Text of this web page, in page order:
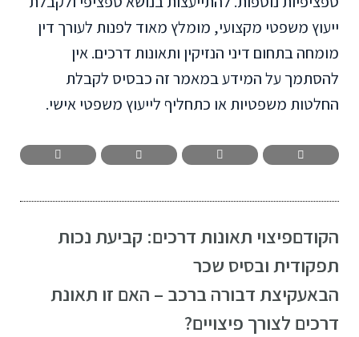
ייעוץ משפטי מקצועי, מומלץ מאוד לפנות לעורך דין
מומחה בתחום דיני הנזיקין ותאונות דרכים. אין
להסתמך על המידע במאמר זה כבסיס לקבלת
החלטות משפטיות או כתחליף לייעוץ משפטי אישי.
הקודםפיצוי תאונות דרכים: קביעת נכות
תפקודית ובסיס שכר
הבאעקיצת דבורה ברכב – האם זו תאונת
דרכים לצורך פיצויים?